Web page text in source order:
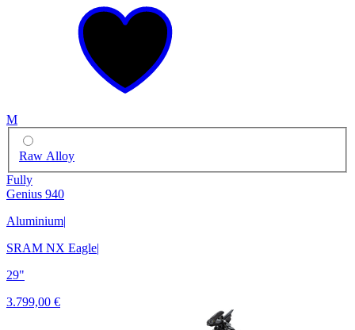
M
Raw Alloy
Fully
Genius 940
Aluminium|
SRAM NX Eagle|
29"
3.799,00 €